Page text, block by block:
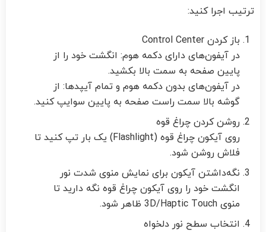
ترتیب اجرا کنید:
باز کردن Control Center
در آیفون‌های دارای دکمه هوم: انگشت خود را از
پایین صفحه به سمت بالا بکشید.
در آیفون‌های بدون دکمه هوم و تمام آیپدها: از
گوشه بالا سمت راست صفحه به پایین سوایپ کنید.
روشن کردن چراغ قوه
روی آیکون چراغ قوه (Flashlight) یک بار تپ کنید تا
فلاش روشن شود.
نگه‌داشتن آیکون برای نمایش منوی شدت نور
انگشت خود را روی آیکون چراغ قوه نگه دارید تا
منوی 3D/Haptic Touch ظاهر شود.
انتخاب سطح نور دلخواه